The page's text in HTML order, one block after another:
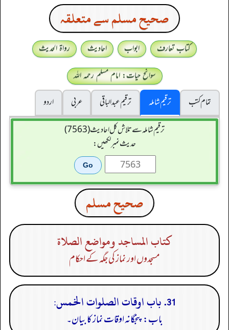
صحيح مسلم سے متعلقہ
کتاب تعارف ابواب احادیث
رواۃ الحدیث
سوانح حیات: امام مسلم رحمہ اللہ
تمام کتب
ترقیم شاملہ ترقيم عبدالباقی عربی
اردو
ترقیم شاملہ سے تلاش کل احادیث (7563)
حدیث نمبر لکھیں:
صحيح مسلم
كتاب المساجد ومواضع الصلاة
مسجدوں اور نماز کی جگہ کے احکام
31. باب اوقات الصلوات الخمس:
باب: پنجگانہ اوقات نماز کا بیان۔